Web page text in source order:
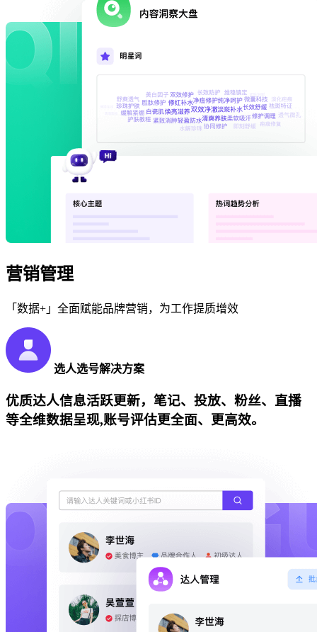
营销管理
「数据+」全面赋能品牌营销，为工作提质增效
选人选号解决方案
优质达人信息活跃更新，笔记、投放、粉丝、直播
等全维数据呈现,账号评估更全面、更高效。